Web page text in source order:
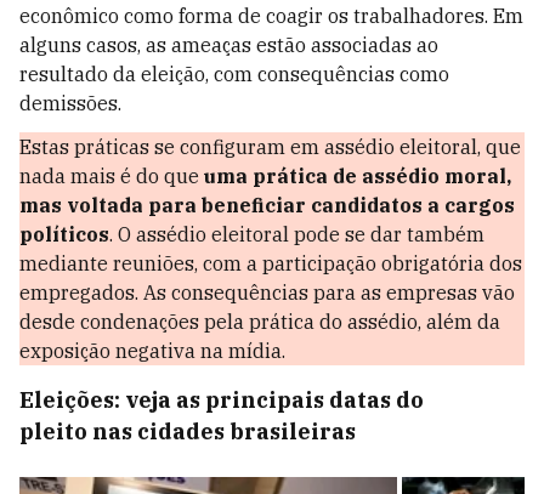
econômico como forma de coagir os trabalhadores. Em
alguns casos, as ameaças estão associadas ao
resultado da eleição, com consequências como
demissões.
Estas práticas se configuram em assédio eleitoral, que
nada mais é do que uma prática de assédio moral,
mas voltada para beneficiar candidatos a cargos
políticos. O assédio eleitoral pode se dar também
mediante reuniões, com a participação obrigatória dos
empregados. As consequências para as empresas vão
desde condenações pela prática do assédio, além da
exposição negativa na mídia.
Eleições: veja as principais datas do
pleito nas cidades brasileiras